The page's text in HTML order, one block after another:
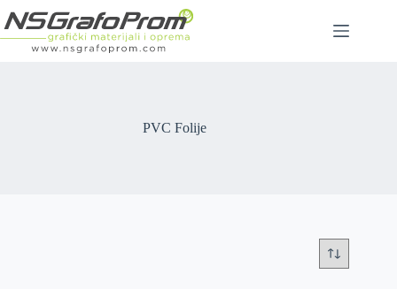
to
content
PVC Folije